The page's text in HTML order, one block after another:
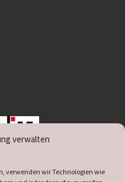
verwalten
verwenden wir Technologien wie